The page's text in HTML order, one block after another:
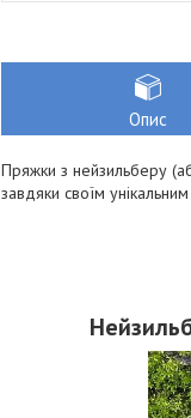
Опис
Пряжки з нейзильберу
завдяки своїм